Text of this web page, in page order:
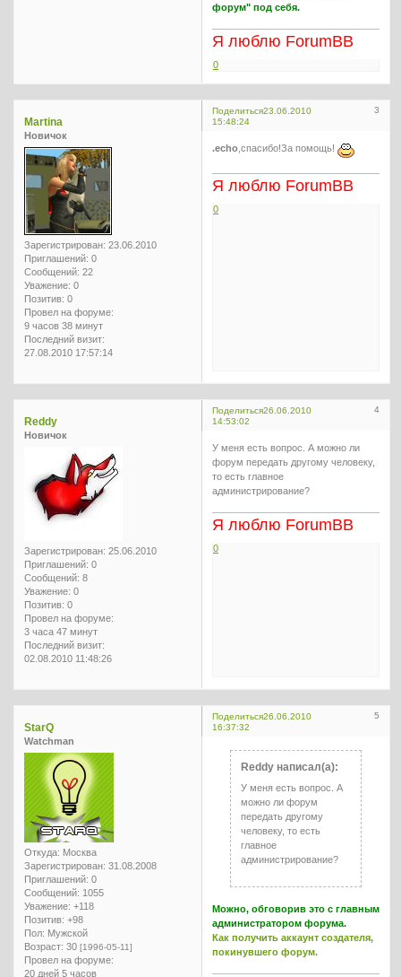
форум" под себя.
Я люблю ForumBB
0
Поделиться 3
23.06.2010
15:48:24
Martina
Новичок
Зарегистрирован: 23.06.2010
Приглашений: 0
Сообщений: 22
Уважение: 0
Позитив: 0
Провел на форуме:
9 часов 38 минут
Последний визит:
27.08.2010 17:57:14
.echo ,спасибо!За помощь!
Я люблю ForumBB
0
Поделиться 4
26.06.2010
14:53:02
Reddy
Новичок
Зарегистрирован: 25.06.2010
Приглашений: 0
Сообщений: 8
Уважение: 0
Позитив: 0
Провел на форуме:
3 часа 47 минут
Последний визит:
02.08.2010 11:48:26
У меня есть вопрос. А можно ли
форум передать другому человеку,
то есть главное
администрирование?
Я люблю ForumBB
0
Поделиться 5
26.06.2010
16:37:32
StarQ
Watchman
Откуда: Москва
Зарегистрирован: 31.08.2008
Приглашений: 0
Сообщений: 1055
Уважение: +118
Позитив: +98
Пол: Мужской
Возраст: 30 [1996-05-11]
Провел на форуме:
20 дней 5 часов
Reddy написал(а):
У меня есть вопрос. А
можно ли форум
передать другому
человеку, то есть
главное
администрирование?
Можно, обговорив это с главным
администратором форума.
Как получить аккаунт создателя,
покинувшего форум.